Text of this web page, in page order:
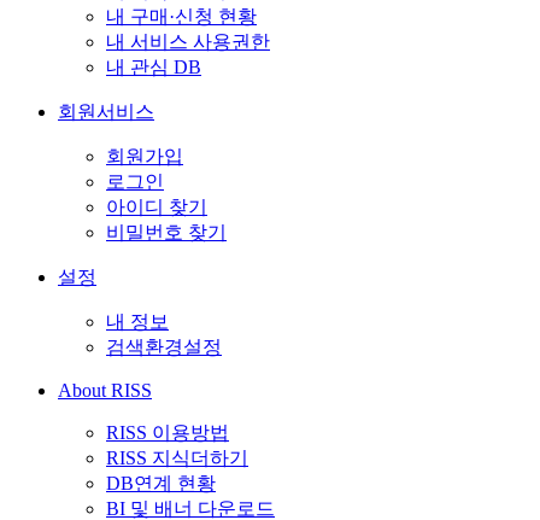
내 구매·신청 현황
내 서비스 사용권한
내 관심 DB
회원서비스
회원가입
로그인
아이디 찾기
비밀번호 찾기
설정
내 정보
검색환경설정
About RISS
RISS 이용방법
RISS 지식더하기
DB연계 현황
BI 및 배너 다운로드